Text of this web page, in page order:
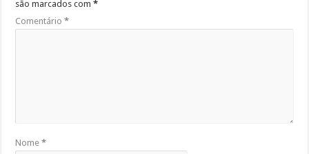
são marcados com*
Comentário*
Nome*